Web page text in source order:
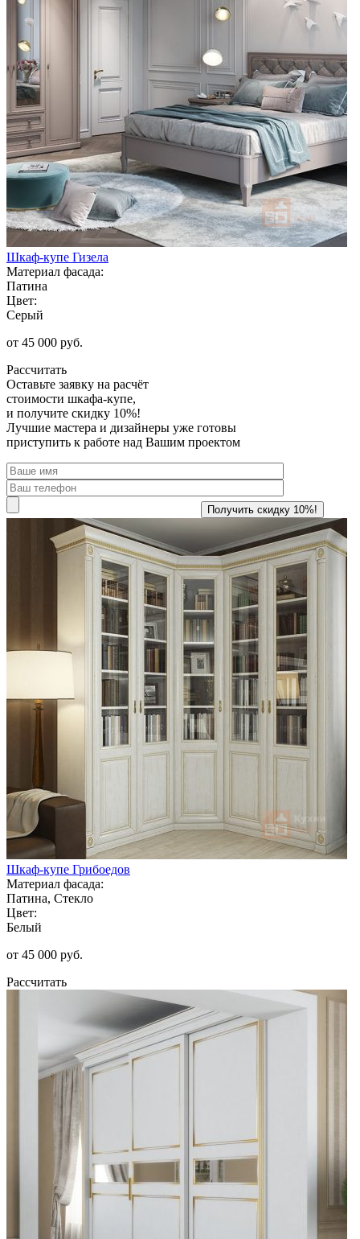
Шкаф-купе Гизела
Материал фасада:
Патина
Цвет:
Серый
от 45 000 руб.
Рассчитать
Оставьте заявку на расчёт
стоимости шкафа-купе,
и получите скидку 10%!
Лучшие мастера и дизайнеры уже готовы
приступить к работе над Вашим проектом
Шкаф-купе Грибоедов
Материал фасада:
Патина, Стекло
Цвет:
Белый
от 45 000 руб.
Рассчитать